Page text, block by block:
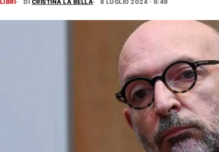
LIBRI DI CRISTINA LA BELLA 8 LUGLIO 2024 · 9:49